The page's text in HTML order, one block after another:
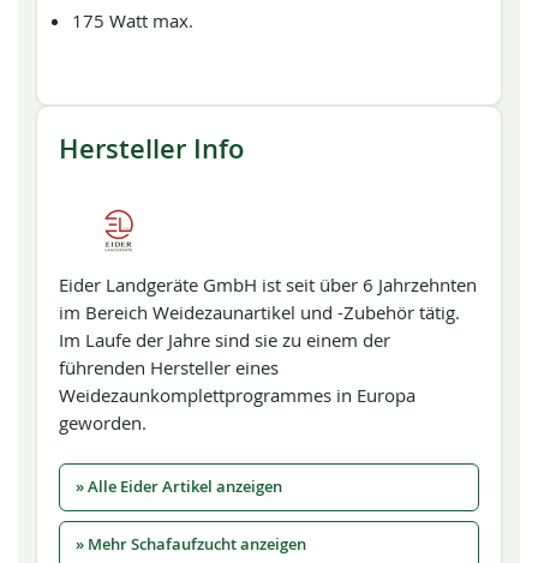
175 Watt max.
Hersteller Info
Eider Landgeräte GmbH ist seit über 6 Jahrzehnten
im Bereich Weidezaunartikel und -Zubehör tätig.
Im Laufe der Jahre sind sie zu einem der
führenden Hersteller eines
Weidezaunkomplettprogrammes in Europa
geworden.
» Alle Eider Artikel anzeigen
» Mehr Schafaufzucht anzeigen